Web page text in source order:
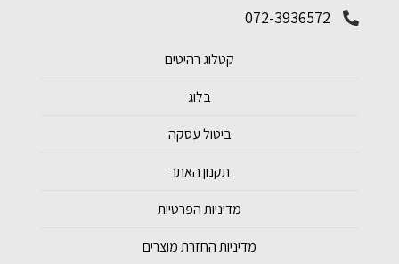
072-3936572
קטלוג רהיטים
בלוג
ביטול עסקה
תקנון האתר
מדיניות הפרטיות
מדיניות החזרת מוצרים